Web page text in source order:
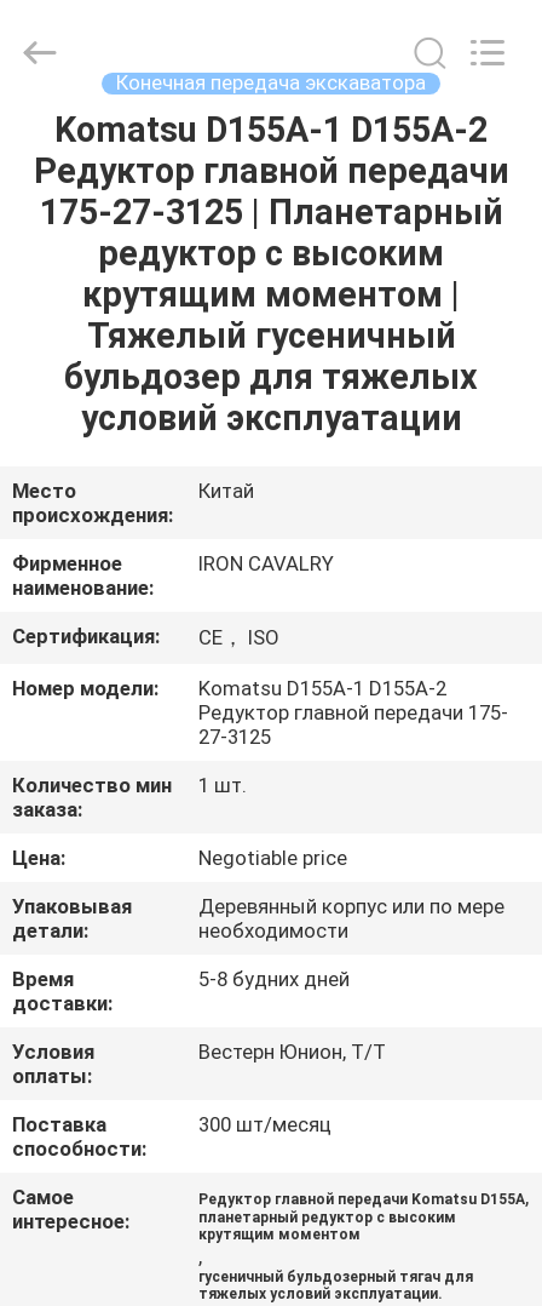
ГЛАВНАЯ
СТРАНИЦА
ПРОДУКЦИЯ
РОЛИКИ
ШОУ
О
КОМПАНИИ
НАША
КОНТРОЛЬ
КАЧЕСТВА
КОНТАКТНЫЕ
НОВОСТИ
ВСЕ
СЛУЧАИ
ОТПРАВИТЬ
Конечная передача экскаватора
Komatsu D155A-1 D155A-2
Редуктор главной передачи
175-27-3125 | Планетарный
редуктор с высоким
крутящим моментом |
Тяжелый гусеничный
бульдозер для тяжелых
условий эксплуатации
Место
происхождения:
Китай
Фирменное
наименование:
IRON CAVALRY
Сертификация: CE， ISO
Номер модели:
Komatsu D155A-1 D155A-2
Редуктор главной передачи 175-
27-3125
Количество мин
заказа:
1 шт.
Цена:
Negotiable price
Упаковывая
детали:
Деревянный корпус или по мере
необходимости
Время
доставки:
5-8 будних дней
Условия
оплаты:
Вестерн Юнион, Т/Т
Поставка
способности:
300 шт/месяц
Самое
интересное:
Редуктор главной передачи Komatsu D155A,
планетарный редуктор с высоким
крутящим моментом
,
гусеничный бульдозерный тягач для
тяжелых условий эксплуатации.